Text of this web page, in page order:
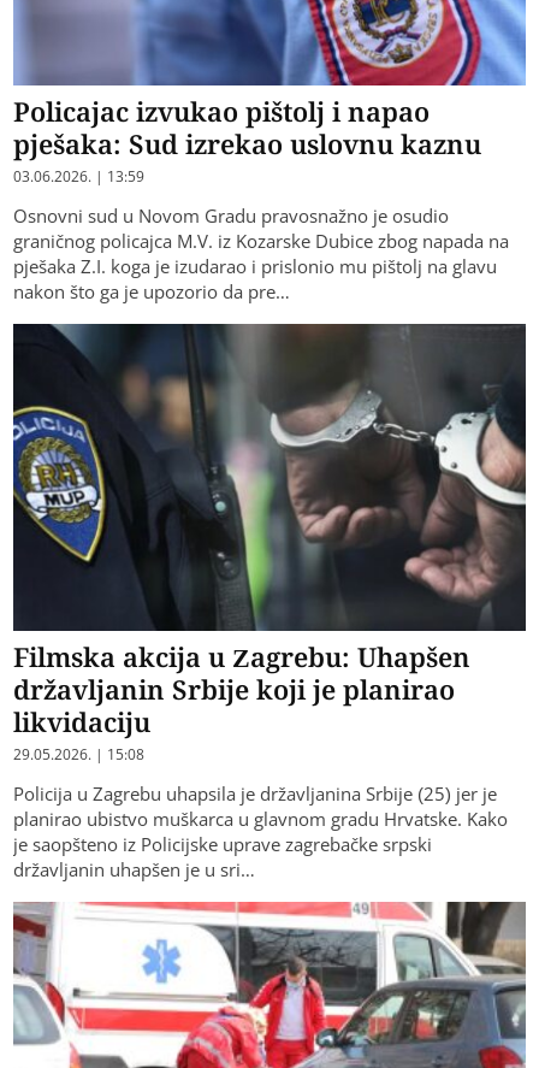
Policajac izvukao pištolj i napao
pješaka: Sud izrekao uslovnu kaznu
03.06.2026. | 13:59
Osnovni sud u Novom Gradu pravosnažno je osudio
graničnog policajca M.V. iz Kozarske Dubice zbog napada na
pješaka Z.I. koga je izudarao i prislonio mu pištolj na glavu
nakon što ga je upozorio da pre…
Filmska akcija u Zagrebu: Uhapšen
državljanin Srbije koji je planirao
likvidaciju
29.05.2026. | 15:08
Policija u Zagrebu uhapsila je državljanina Srbije (25) jer je
planirao ubistvo muškarca u glavnom gradu Hrvatske. Kako
je saopšteno iz Policijske uprave zagrebačke srpski
državljanin uhapšen je u sri…